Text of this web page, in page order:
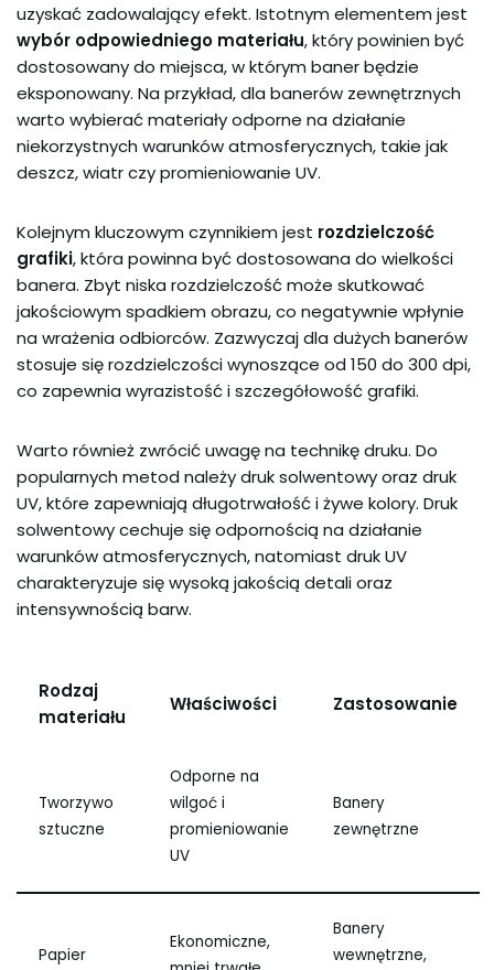
uzyskać zadowalający efekt. Istotnym elementem jest
wybór odpowiedniego materiału, który powinien być
dostosowany do miejsca, w którym baner będzie
eksponowany. Na przykład, dla banerów zewnętrznych
warto wybierać materiały odporne na działanie
niekorzystnych warunków atmosferycznych, takie jak
deszcz, wiatr czy promieniowanie UV.
Kolejnym kluczowym czynnikiem jest rozdzielczość
grafiki, która powinna być dostosowana do wielkości
banera. Zbyt niska rozdzielczość może skutkować
jakościowym spadkiem obrazu, co negatywnie wpłynie
na wrażenia odbiorców. Zazwyczaj dla dużych banerów
stosuje się rozdzielczości wynoszące od 150 do 300 dpi,
co zapewnia wyrazistość i szczegółowość grafiki.
Warto również zwrócić uwagę na technikę druku. Do
popularnych metod należy druk solwentowy oraz druk
UV, które zapewniają długotrwałość i żywe kolory. Druk
solwentowy cechuje się odpornością na działanie
warunków atmosferycznych, natomiast druk UV
charakteryzuje się wysoką jakością detali oraz
intensywnością barw.
Rodzaj
materiału
Właściwości Zastosowanie
Tworzywo
sztuczne
Odporne na
wilgoć i
promieniowanie
UV
Banery
zewnętrzne
Papier
Ekonomiczne,
Banery
wewnętrzne,